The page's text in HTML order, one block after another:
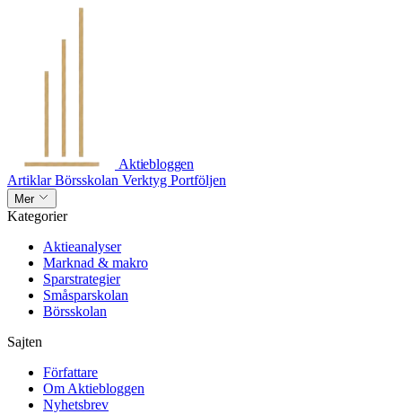
Aktiebloggen
ArtiklarBörsskolan Verktyg Portföljen
Mer
Kategorier
Aktieanalyser
Marknad & makro
Sparstrategier
Småsparskolan
Börsskolan
Sajten
Författare
Om Aktiebloggen
Nyhetsbrev